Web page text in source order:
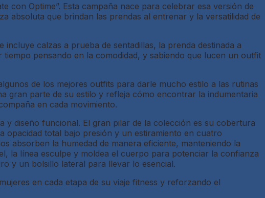
con Optime”. Esta campaña nace para celebrar esa versión de
absoluta que brindan las prendas al entrenar y la versatilidad de
calzas a prueba de sentadillas, la prenda destinada a
pensando en la comodidad, y sabiendo que lucen un outfit
de los mejores outfits para darle mucho estilo a las rutinas
gran parte de su estilo y refleja cómo encontrar la indumentaria
en cada movimiento.
y diseño funcional. El gran pilar de la colección es su cobertura
opacidad total bajo presión y un estiramiento en cuatro
absorben la humedad de manera eficiente, manteniendo la
la línea esculpe y moldea el cuerpo para potenciar la confianza
y un bolsillo lateral para llevar lo esencial.
en cada etapa de su viaje fitness y reforzando el